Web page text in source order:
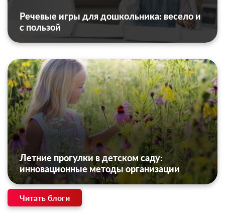
Речевые игры для дошкольника: весело и
с пользой
Летние прогулки в детском саду:
инновационные методы организации
Читать блоги